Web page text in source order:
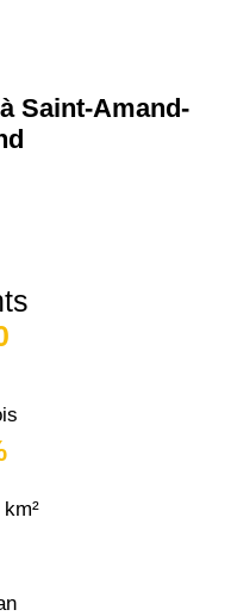
Saint-Amand-